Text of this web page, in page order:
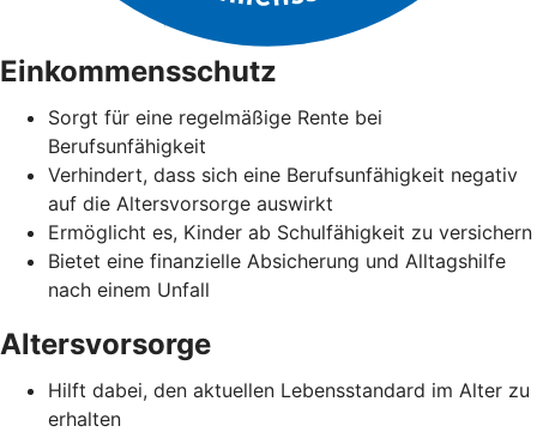
Einkommensschutz
Sorgt für eine regelmäßige Rente bei
Berufsunfähigkeit
Verhindert, dass sich eine Berufsunfähigkeit negativ
auf die Altersvorsorge auswirkt
Ermöglicht es, Kinder ab Schulfähigkeit zu versichern
Bietet eine finanzielle Absicherung und Alltagshilfe
nach einem Unfall
Altersvorsorge
Hilft dabei, den aktuellen Lebensstandard im Alter zu
erhalten